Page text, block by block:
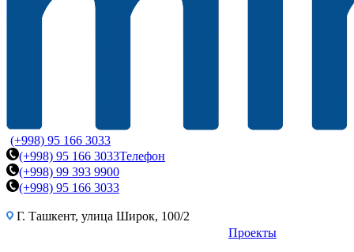
(+998) 95 166 3033
(+998) 95 166 3033Телефон
(+998) 99 393 9900
(+998) 95 166 3033
Г. Ташкент, улица Широк, 100/2
Проекты